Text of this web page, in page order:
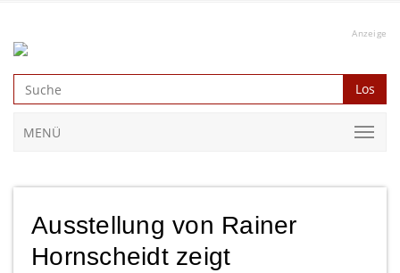
Anzeige
Los
MENÜ
Ausstellung von Rainer
Hornscheidt zeigt